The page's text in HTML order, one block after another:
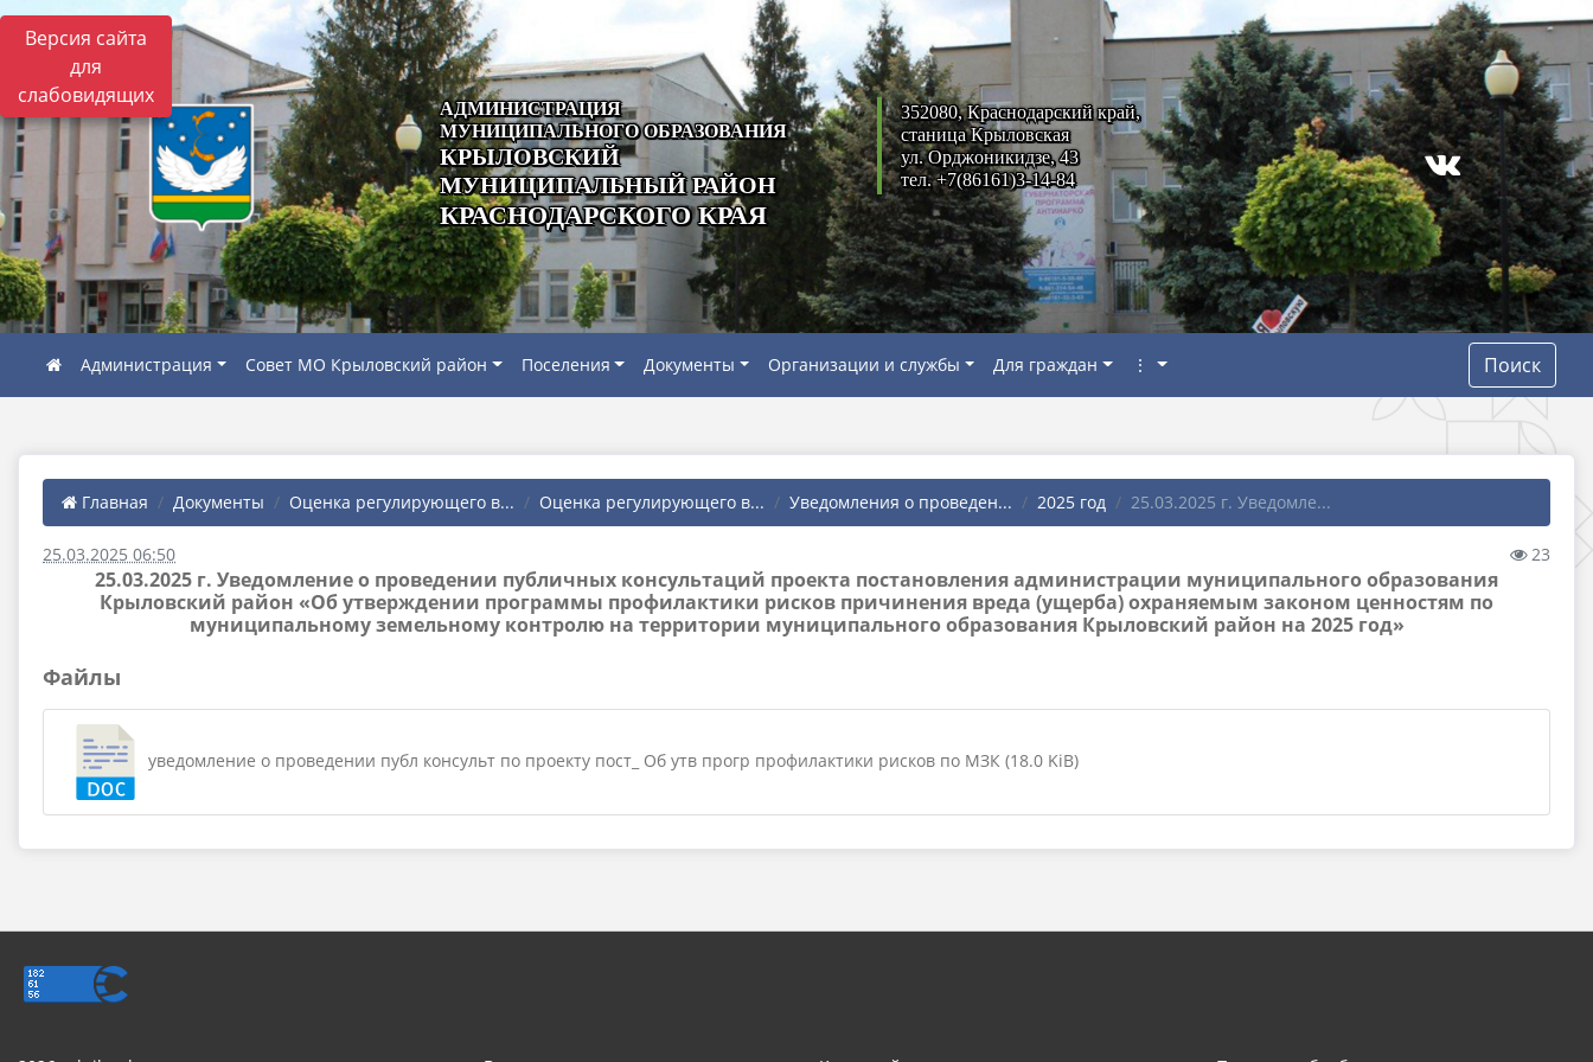
Версия сайта
для
слабовидящих
АДМИНИСТРАЦИЯ
МУНИЦИПАЛЬНОГО ОБРАЗОВАНИЯ
КРЫЛОВСКИЙ
МУНИЦИПАЛЬНЫЙ РАЙОН
КРАСНОДАРСКОГО КРАЯ
352080, Краснодарский край,
станица Крыловская
ул. Орджоникидзе, 43
тел. +7(86161)3-14-84
Администрация Совет МО Крыловский район Поселения Документы Организации и службы Для граждан ⋮ Поиск
Главная Документы Оценка регулирующего в... Оценка регулирующего в... Уведомления о проведен... 2025 год 25.03.2025 г. Уведомле...
25.03.2025 06:50 23
25.03.2025 г. Уведомление о проведении публичных консультаций проекта постановления администрации муниципального образования
Крыловский район «Об утверждении программы профилактики рисков причинения вреда (ущерба) охраняемым законом ценностям по
муниципальному земельному контролю на территории муниципального образования Крыловский район на 2025 год»
Файлы
уведомление о проведении публ консульт по проекту пост_ Об утв прогр профилактики рисков по МЗК (18.0 KiB)